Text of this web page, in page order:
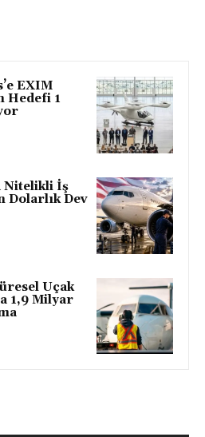
EXIM
Hedefi 1
Nitelikli İş
Dolarlık Dev
Uçak
1,9 Milyar